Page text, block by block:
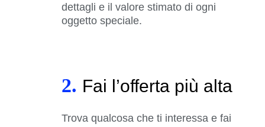
dettagli e il valore stimato di ogni
oggetto speciale.
2. Fai l’offerta più alta
Trova qualcosa che ti interessa e fai